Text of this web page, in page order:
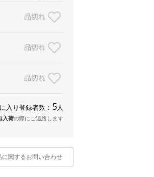
品切れ
品切れ
品切れ
入り登録者数： 5 人
入荷の際にご連絡します
に関するお問い合わせ